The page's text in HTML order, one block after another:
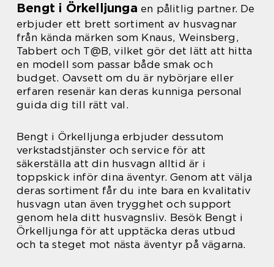
Bengt i Örkelljunga en pålitlig partner. De
erbjuder ett brett sortiment av husvagnar
från kända märken som Knaus, Weinsberg,
Tabbert och T@B, vilket gör det lätt att hitta
en modell som passar både smak och
budget. Oavsett om du är nybörjare eller
erfaren resenär kan deras kunniga personal
guida dig till rätt val.
Bengt i Örkelljunga erbjuder dessutom
verkstadstjänster och service för att
säkerställa att din husvagn alltid är i
toppskick inför dina äventyr. Genom att välja
deras sortiment får du inte bara en kvalitativ
husvagn utan även trygghet och support
genom hela ditt husvagnsliv. Besök Bengt i
Örkelljunga för att upptäcka deras utbud
och ta steget mot nästa äventyr på vägarna.